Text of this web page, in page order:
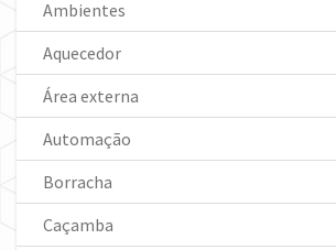
Ambientes
Aquecedor
Área externa
Automação
Borracha
Caçamba